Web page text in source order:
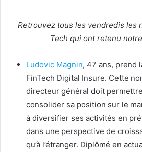
Retrouvez tous les vendredis les
Tech qui ont retenu
Ludovic Magnin, 47 ans, prend
FinTech Digital Insure. Cette
directeur général doit
consolider sa position sur le
à diversifier ses activités en
dans une perspective de
qu’à l’étranger. Diplômé en